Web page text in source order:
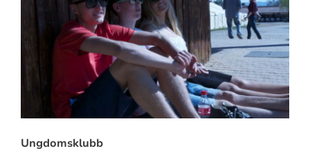
Ungdomsklubb